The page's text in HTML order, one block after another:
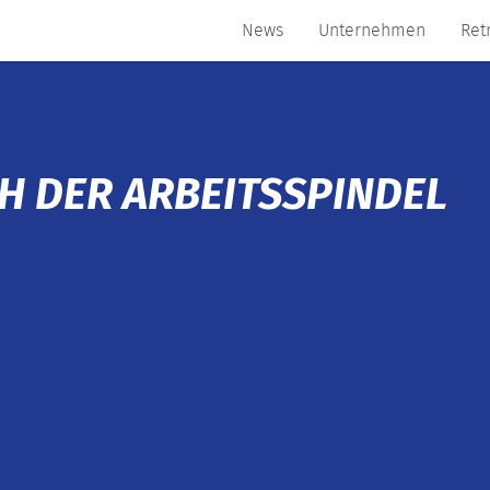
News Unternehmen
DER ARBEITSSPINDEL